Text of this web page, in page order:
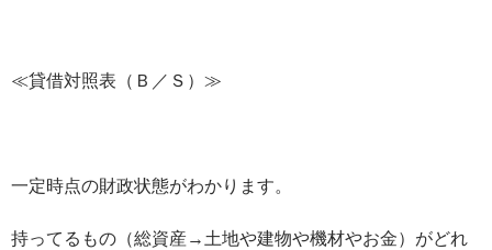
≪貸借対照表（Ｂ／Ｓ）≫
一定時点の財政状態がわかります。
持ってるもの（総資産→土地や建物や機材やお金）がどれ